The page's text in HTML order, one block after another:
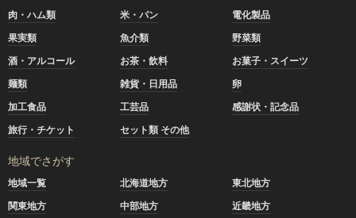
肉・ハム類 米・パン
電化製品
果実類
魚介類
野菜類
酒・アルコール
お茶・飲料
お菓子・スイーツ
麺類
雑貨・日用品
卵
加工食品
工芸品
感謝状・記念品
旅行・チケット
セット類 その他
地域でさがす
地域一覧 北海道地方
東北地方
関東地方
中部地方
近畿地方